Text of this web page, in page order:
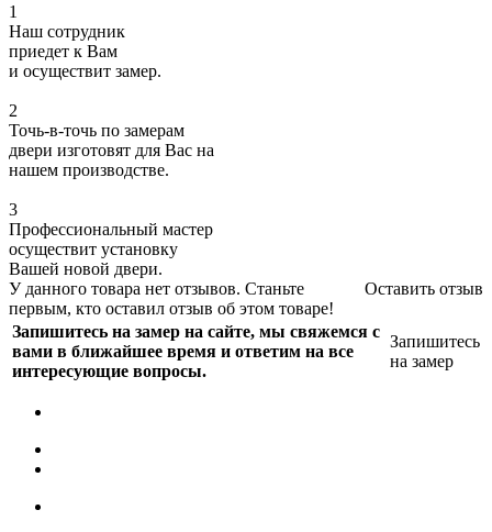
1
Наш сотрудник
приедет к Вам
и осуществит замер.
2
Точь-в-точь по замерам
двери изготовят для Вас на
нашем производстве.
3
Профессиональный мастер
осуществит установку
Вашей новой двери.
Оставить отзыв
У данного товара нет отзывов. Станьте
первым, кто оставил отзыв об этом товаре!
Запишитесь на замер на сайте, мы свяжемся с
вами в ближайшее время и ответим на все
интересующие вопросы.
Запишитесь
на замер